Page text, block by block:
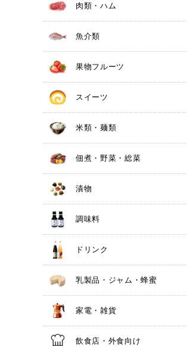
肉類・ハム
魚介類
果物フルーツ
スイーツ
米類・麺類
佃煮・野菜・総菜
漬物
調味料
ドリンク
乳製品・ジャム・蜂蜜
家電・雑貨
飲食店・外食向け